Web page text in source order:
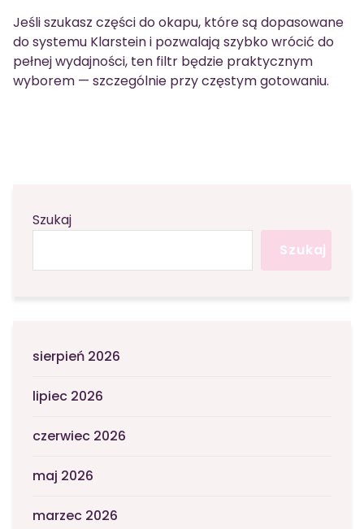
Jeśli szukasz części do okapu, które są dopasowane
do systemu Klarstein i pozwalają szybko wrócić do
pełnej wydajności, ten filtr będzie praktycznym
wyborem — szczególnie przy częstym gotowaniu.
Szukaj
Szukaj
sierpień 2026
lipiec 2026
czerwiec 2026
maj 2026
marzec 2026